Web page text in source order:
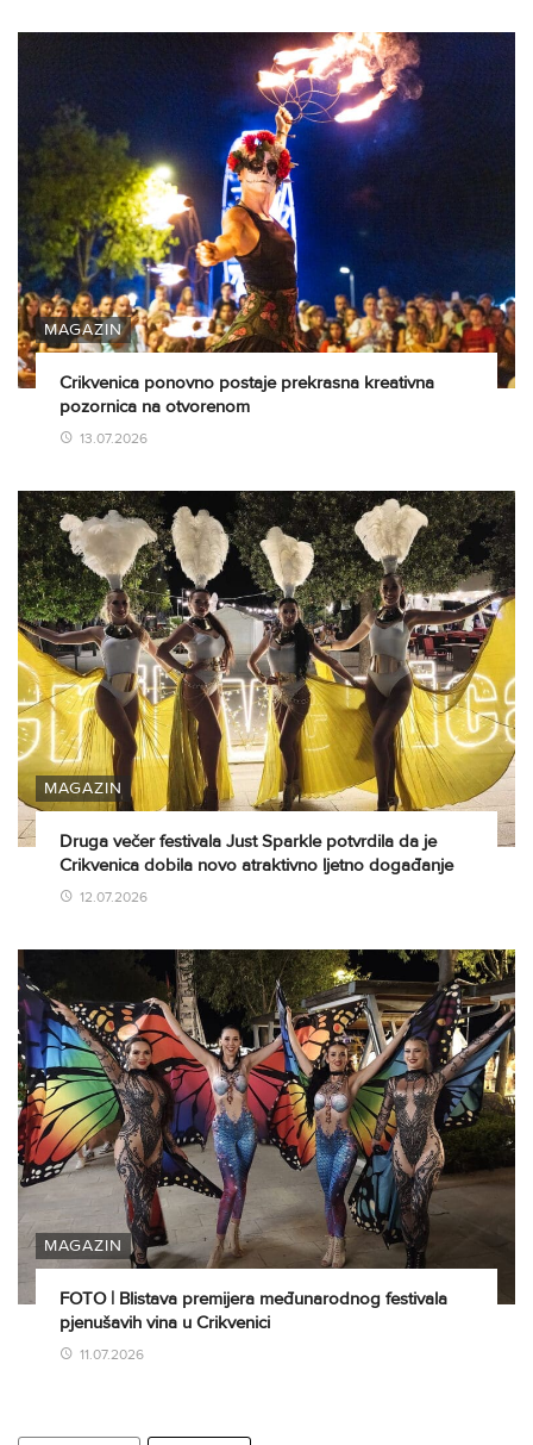
MAGAZIN
Crikvenica ponovno postaje prekrasna kreativna
pozornica na otvorenom
13.07.2026
MAGAZIN
Druga večer festivala Just Sparkle potvrdila da je
Crikvenica dobila novo atraktivno ljetno događanje
12.07.2026
MAGAZIN
FOTO | Blistava premijera međunarodnog festivala
pjenušavih vina u Crikvenici
11.07.2026